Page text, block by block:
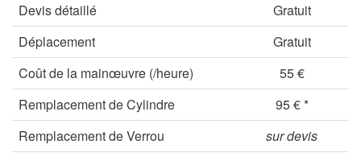
Devis détaillé
Gratuit
Déplacement
Gratuit
Coût de la mainœuvre (/heure)
55 €
Remplacement de Cylindre
95 € *
Remplacement de Verrou
sur devis